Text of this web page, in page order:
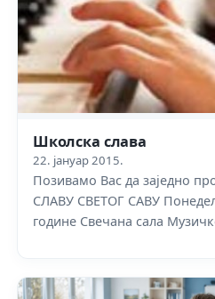
Школска слава
22. јануар 2015.
Позивамо Вас да заједно
СЛАВУ СВЕТОГ САВУ
године Свечана сала